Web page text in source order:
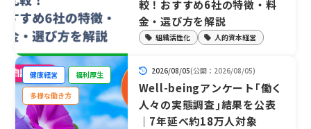
組織活性化 人的資本経営
較！おすすめ6社の特徴・料
金・選び方を解説
健康経営
福利厚生
多様な働き方
2026/08/05(公開：2026/08/05)
Well-beingアンケート｢働く
人々の実態調査｣結果を公表
｜7年延べ約18万人対象